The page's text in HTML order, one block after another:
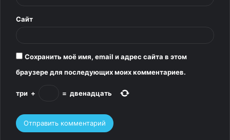
*
Сайт
Сохранить моё имя, email и адрес сайта в этом
браузере для последующих моих комментариев.
три + = двенадцать